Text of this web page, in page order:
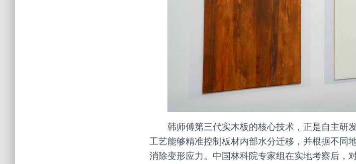
韩师傅第三代实木板的核心技术，正是自主研
工艺能够精准控制板材内部水分迁移，并根据不同
消除变形应力。中国林科院专家组在实地考察后，